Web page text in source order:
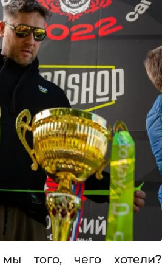
того, чего хотели?